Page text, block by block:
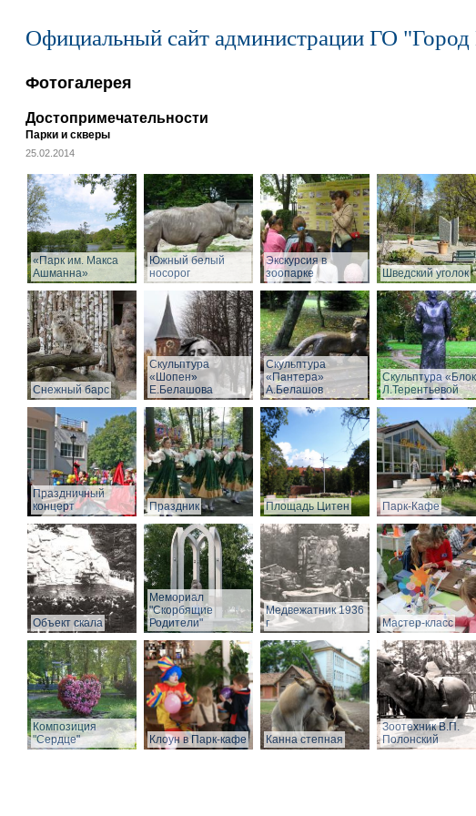
Официальный сайт администрации ГО "Город
Фотогалерея
Достопримечательности
Парки и скверы
25.02.2014
«Парк им. Макса
Ашманна»
Южный белый
носорог
Экскурсия в
зоопарке
Шведский уголок
Снежный барс
Скульптура
«Шопен»
Е.Белашова
Скульптура
«Пантера»
А.Белашов
Скульптура
Л.Терентьевой
Праздничный
концерт
Праздник Площадь Цитен Парк-Кафе
Объект скала
Мемориал
"Скорбящие
Родители"
Медвежатник 1936
г
Мастер-класс
Композиция
"Сердце"
Клоун в Парк-кафе Канна степная
Зоотехник В.П.
Полонский